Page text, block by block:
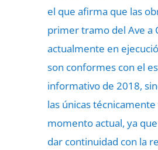
el que afirma que las
primer tramo del Ave a
actualmente en
son conformes con el
informativo de 2018,
las únicas
momento actual, ya
dar continuidad con la